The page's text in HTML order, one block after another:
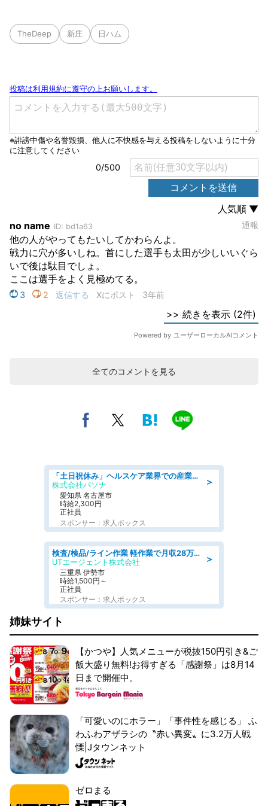
TheDeep 新庄 日ハム
全てのコメントを見る
＞
「土日祝休み」ヘルスケア業界での産業保健師業務/看護師/高時給/未経験OK/要資格:正看護師
株式会社パソナ
愛知県 名古屋市
時給2,300円
正社員
スポンサー：求人ボックス
＞
検査/検品/ライン作業 軽作業で月収28万円可 センサー部品の箱詰め 日勤 土日休
UTエージェント株式会社
三重県 伊勢市
時給1,500円～
正社員
スポンサー：求人ボックス
姉妹サイト
【かつや】人気メニューが税抜150円引き&ご
飯大盛り無料!お得すぎる「感謝祭」は8月14
日まで開催中。
「可愛いのにホラー」「事件性を感じる」 ふ
わふわアザラシの〝赤い異変〟に3.2万人戦
慄|Jタウンネット
ゼロまる